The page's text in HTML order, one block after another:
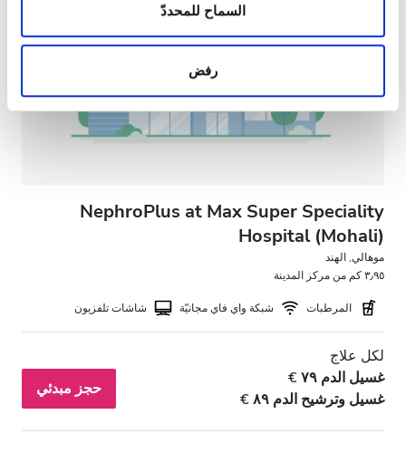
المعلومات حول استخدامك لموقعنا مع شركائنا من الشبكات
الاجتماعية وشركاء الإعلانات وتحليل البيانات الذين يمكنهم
إضافة هذه المعلومات إلى معلومات أخرى تقدمها لهم أو
معلومات أخرى يحصلون عليها من استخدامك لخدماتهم.
السماح للمحددّ
رفض
NephroPlus at Max Super Speciality
Hospital (Mohali)
موهالي, الهند
٣٫٩٥ كم من مركز المدينة
المرطبات شبكة واي فاي مجانيّة شاشات تلفزيون
لكل علاج
غسيل الدم ٧٩ €
غسيل وترشيح الدم ٨٩ €
حجز مبدئي